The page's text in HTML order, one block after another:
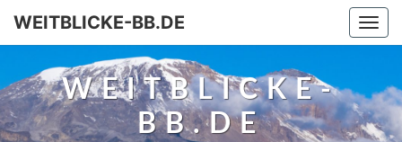
WEITBLICKE-BB.DE
WEITBLICKE-
BB.DE